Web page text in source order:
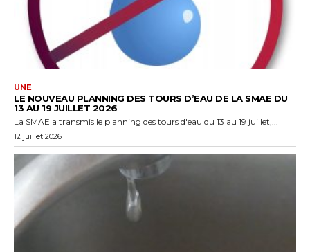
UNE
LE NOUVEAU PLANNING DES TOURS D’EAU DE LA SMAE DU
13 AU 19 JUILLET 2026
La SMAE a transmis le planning des tours d'eau du 13 au 19 juillet,...
12 juillet 2026